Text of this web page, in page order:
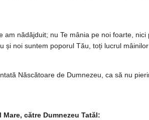
am nădăjduit; nu Te mânia pe noi foarte,
și noi suntem poporul Tău, toți lucrul
Născătoare de Dum­ne­zeu, ca să nu
către Dumnezeu Tatăl: